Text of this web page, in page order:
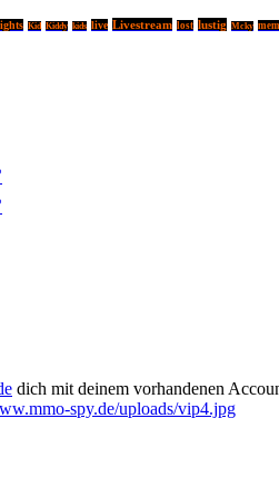
Kid Kiddy kids live Livestream lost lustig Mcky
dich mit deinem vorhandenen